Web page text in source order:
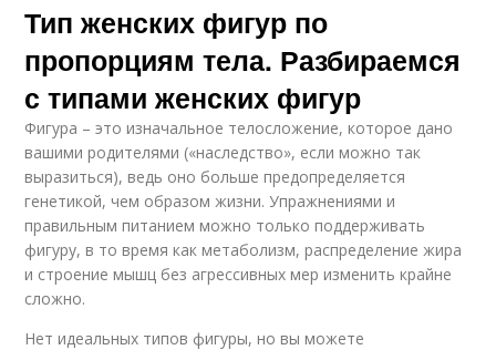
Тип женских фигур по
пропорциям тела. Разбираемся
с типами женских фигур
Фигура – это изначальное телосложение, которое дано
вашими родителями («наследство», если можно так
выразиться), ведь оно больше предопределяется
генетикой, чем образом жизни. Упражнениями и
правильным питанием можно только поддерживать
фигуру, в то время как метаболизм, распределение жира
и строение мышц без агрессивных мер изменить крайне
сложно.
Нет идеальных типов фигуры, но вы можете